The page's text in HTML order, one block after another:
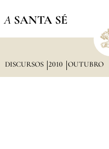
A SANTA SÉ
DISCURSOS 2010 OUTUBRO